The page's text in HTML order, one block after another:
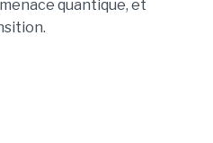
quantique, et